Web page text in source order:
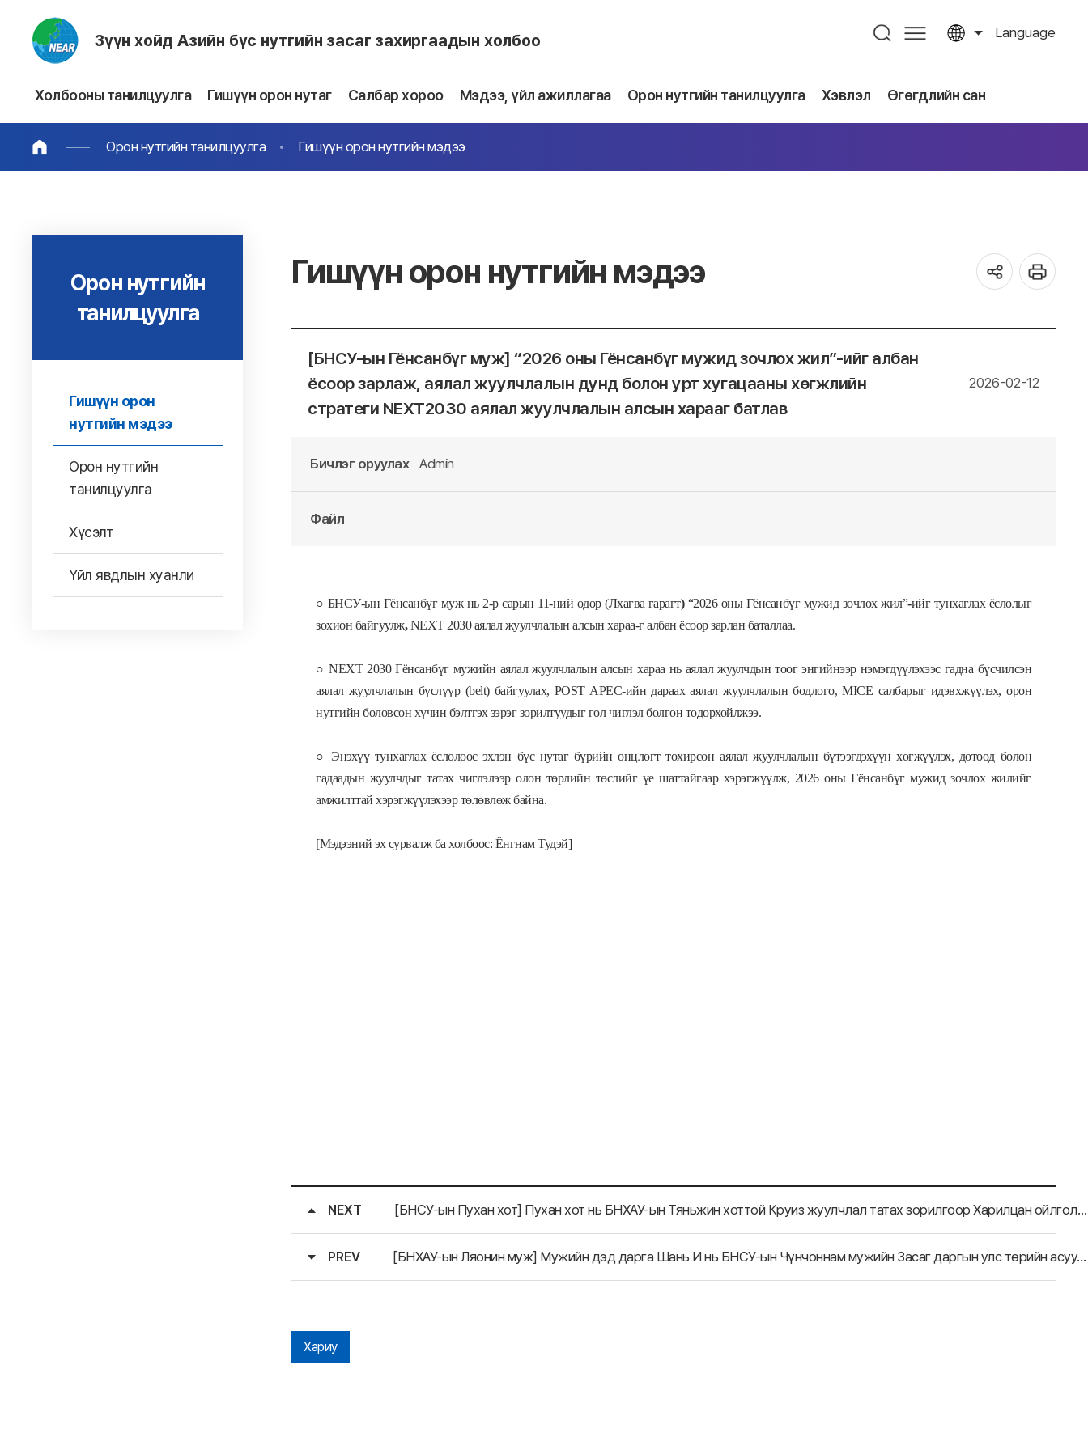
Зүүн хойд Азийн бүс нутгийн засаг захиргаадын холбоо Language
Холбооны танилцуулга Гишүүн орон нутаг Салбар хороо Мэдээ, үйл ажиллагаа Орон нутгийн танилцуулга Хэвлэл Өгөгдлийн сан
Орон нутгийн танилцуулга Гишүүн орон нутгийн мэдээ
Орон нутгийн
танилцуулга
Гишүүн орон
нутгийн мэдээ
Орон нутгийн
танилцуулга
Хүсэлт
Үйл явдлын хуанли
Гишүүн орон нутгийн мэдээ
[БНСУ-ын Гёнсанбүг муж] “2026 оны Гёнсанбүг мужид зочлох жил”-ийг албан
ёсоор зарлаж, аялал жуулчлалын дунд болон урт хугацааны хөгжлийн
стратеги NEXT2030 аялал жуулчлалын алсын харааг батлав
2026-02-12
Бичлэг оруулах Admin
Файл
○ БНСУ-ын Гёнсанбүг муж нь2-рсарын 11-ний өдөр(Лхагва гарагт) “2026 оны Гёнсанбүг мужид зочлох жил”-ийгтунхаглах ёслолыг
зохион байгуулж,NEXT 2030 аялал жуулчлалын алсын хараа-г албан ёсоор зарлан баталлаа.
○NEXT 2030Гёнсанбүг мужийн аялал жуулчлалын алсын хараа нь аялал жуулчдын тоог энгийнээр нэмэгдүүлэхээс гадна бүсчилсэн
аялал жуулчлалын бүслүүр (belt) байгуулах, POST APEC-ийн дараах аялал жуулчлалын бодлого, MICE салбарыг идэвхжүүлэх, орон
нутгийн боловсон хүчин бэлтгэх зэрэг зорилтуудыг гол чиглэл болгон тодорхойлжээ.
○ Энэхүү тунхаглах ёслолоос эхлэн бүс нутаг бүрийн онцлогт тохирсон аялал жуулчлалын бүтээгдэхүүн хөгжүүлэх, дотоод болон
гадаадын жуулчдыг татах чиглэлээр олон төрлийн төслийг үе шаттайгаар хэрэгжүүлж, 2026 оны Гёнсанбүг мужид зочлох жилийг
амжилттай хэрэгжүүлэхээр төлөвлөж байна.
[Мэдээний эх сурвалж ба холбоос: Ёнгнам Тудэй]
NEXT [БНСУ-ын Пухан хот] Пухан хот нь БНХАУ-ын Тяньжин хоттой Круиз жуулчлал татах зорилгоор Харилцан ойлголцлын санамж бичиг (MOU) үсэглэлээ.
PREV [БНХАУ-ын Ляонин муж] Мужийн дэд дарга Шань И нь БНСУ-ын Чүнчоннам мужийн Засаг даргын улс төрийн асуудал хариуцсан орлогч Жон Хён Сигийг хүлээн авч уулзав.
Хариу